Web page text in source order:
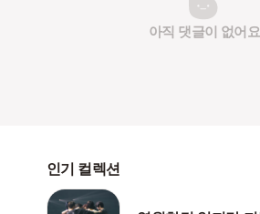
아직 댓글이 없어요
인기 컬렉션